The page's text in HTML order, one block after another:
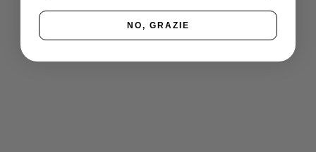
NO, GRAZIE